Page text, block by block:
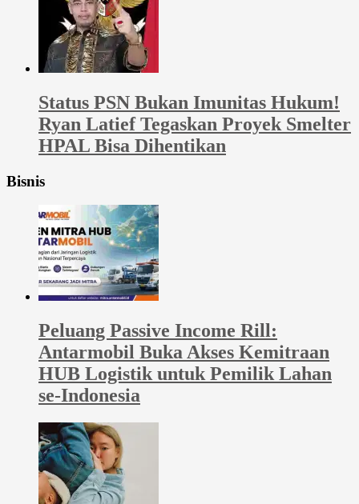
Status PSN Bukan Imunitas Hukum!
Ryan Latief Tegaskan Proyek Smelter
HPAL Bisa Dihentikan
Bisnis
Peluang Passive Income Rill:
Antarmobil Buka Akses Kemitraan
HUB Logistik untuk Pemilik Lahan
se-Indonesia